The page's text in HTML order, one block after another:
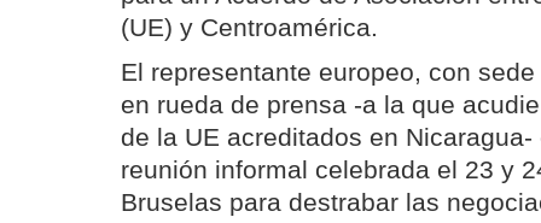
(UE) y Centroamérica.
El representante europeo, con
en rueda de prensa -a la que
de la UE acreditados en
reunión informal celebrada el 23 y
Bruselas para destrabar las